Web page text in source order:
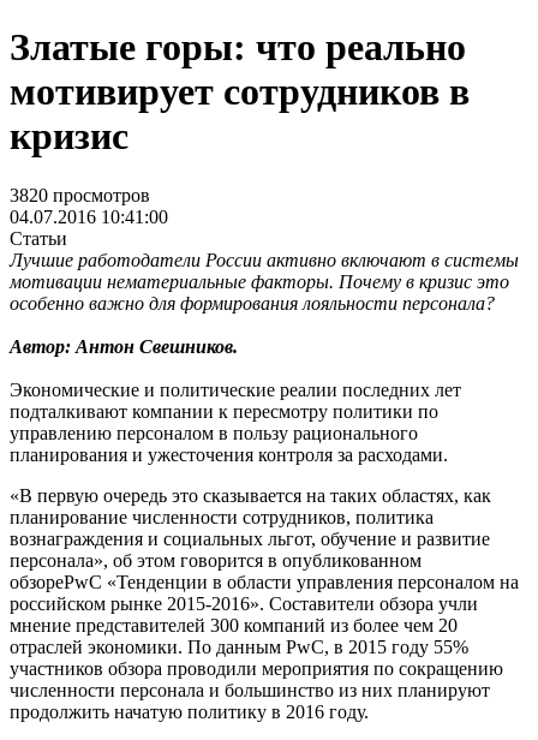
Златые горы: что реально
мотивирует сотрудников в
кризис
3820 просмотров
04.07.2016 10:41:00
Статьи
Лучшие работодатели России активно включают в системы
мотивации нематериальные факторы. Почему в кризис это
особенно важно для формирования лояльности персонала?
Автор: Антон Свешников.
Экономические и политические реалии последних лет
подталкивают компании к пересмотру политики по
управлению персоналом в пользу рационального
планирования и ужесточения контроля за расходами.
«В первую очередь это сказывается на таких областях, как
планирование численности сотрудников, политика
вознаграждения и социальных льгот, обучение и развитие
персонала», об этом говорится в опубликованном
обзореPwC «Тенденции в области управления персоналом на
российском рынке 2015-2016». Составители обзора учли
мнение представителей 300 компаний из более чем 20
отраслей экономики. По данным PwC, в 2015 году 55%
участников обзора проводили мероприятия по сокращению
численности персонала и большинство из них планируют
продолжить начатую политику в 2016 году.